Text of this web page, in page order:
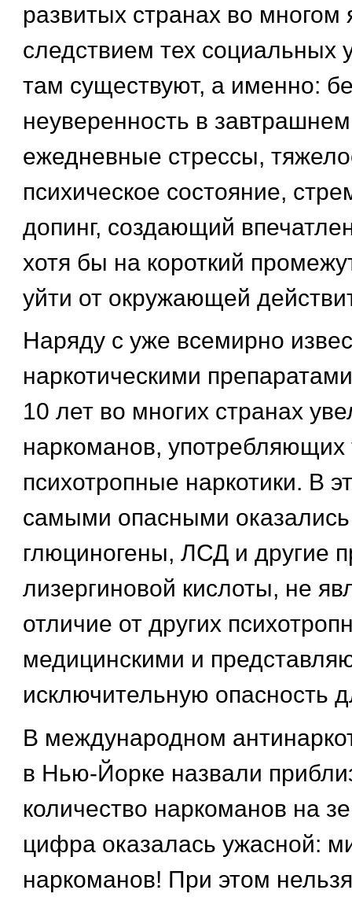
развитых странах во многом
следствием тех социальных
там существуют, а именно:
неуверенность в
ежедневные стрессы,
психическое состояние,
допинг, создающий
хотя бы на короткий
уйти от окружающей
Наряду с уже всемирно
наркотическими
10 лет во многих странах
наркоманов,
психотропные наркотики. В
самыми опасными
глюциногены, ЛСД и другие
лизергиновой кислоты, не
отличие от других
медицинскими и
исключительную опасность
В международном
в Нью-Йорке назвали
количество наркоманов на
цифра оказалась ужасной:
наркоманов! При этом